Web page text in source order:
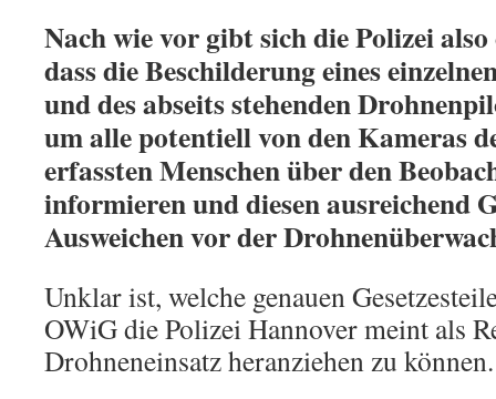
Nach wie vor gibt sich die Polizei
dass die Beschilderung eines
und des abseits stehenden
um alle potentiell von den Kameras
erfassten Menschen über den
informieren und diesen ausreichend
Ausweichen vor der
Unklar ist, welche genauen
OWiG die Polizei Hannover meint als
Drohneneinsatz heranziehen zu können.